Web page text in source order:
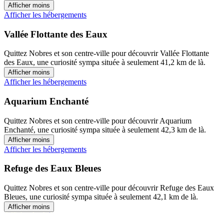
Afficher moins
Afficher les hébergements
Vallée Flottante des Eaux
Quittez Nobres et son centre-ville pour découvrir Vallée Flottante
des Eaux, une curiosité sympa située à seulement 41,2 km de là.
Afficher moins
Afficher les hébergements
Aquarium Enchanté
Quittez Nobres et son centre-ville pour découvrir Aquarium
Enchanté, une curiosité sympa située à seulement 42,3 km de là.
Afficher moins
Afficher les hébergements
Refuge des Eaux Bleues
Quittez Nobres et son centre-ville pour découvrir Refuge des Eaux
Bleues, une curiosité sympa située à seulement 42,1 km de là.
Afficher moins